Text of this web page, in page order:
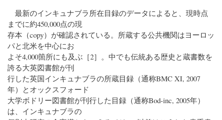
最新のインキュナブラ所在目録のデータによると、現時点
までに約450,000点の現
存本（copy）が確認されている。所蔵する公共機関はヨーロッ
パと北米を中心にお
よそ4,000箇所にも及ぶ［2］。中でも伝統ある歴史と蔵書数を
誇る大英図書館が刊
行した英国インキュナブラの所蔵目録（通称BMC XI, 2007
年）とオックスフォード
大学ボドリー図書館が刊行した目録（通称Bod-inc, 2005年）
は、インキュナブラの